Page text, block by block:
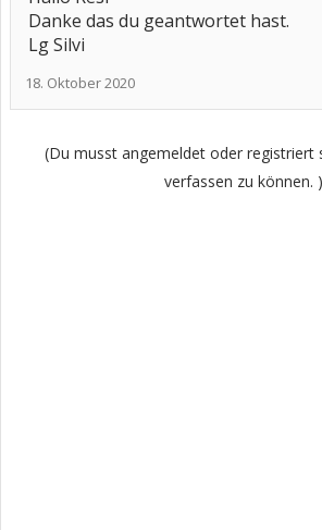
Danke das du geantwortet hast.
Lg Silvi
18. Oktober 2020
(Du musst angemeldet oder registriert
verfassen zu können. )